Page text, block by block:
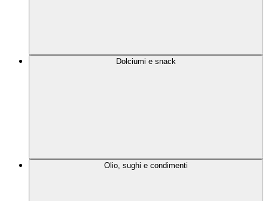
Dolciumi e snack
Olio, sughi e condimenti